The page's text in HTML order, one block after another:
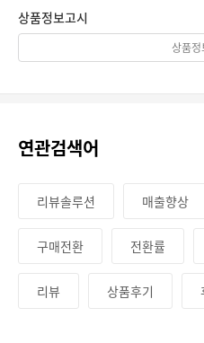
상품정보고시
상품정
연관검색어
리뷰솔루션 매출향상
구매전환 전환률
리뷰 상품후기